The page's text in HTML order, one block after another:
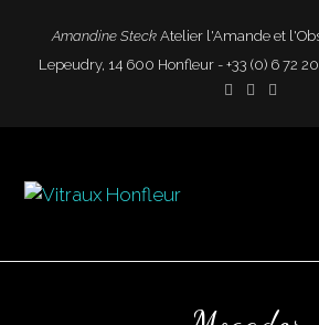
Amandine SteckAtelier l'Amande et
Lepeudry, 14 600 Honfleur - +33 (0) 6